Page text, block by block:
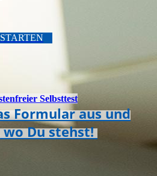
Selbsttest
Formular aus und
Du stehst!